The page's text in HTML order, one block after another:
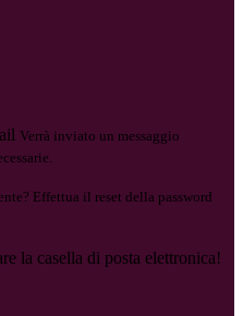
Verrà inviato un messaggio
Effettua il reset della password
la casella di posta elettronica!